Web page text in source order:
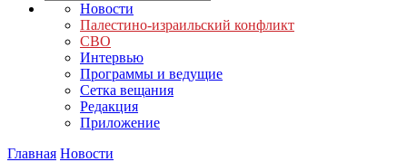
Новости
Палестино-израильский конфликт
СВО
Интервью
Программы и ведущие
Сетка вещания
Редакция
Приложение
Главная Новости